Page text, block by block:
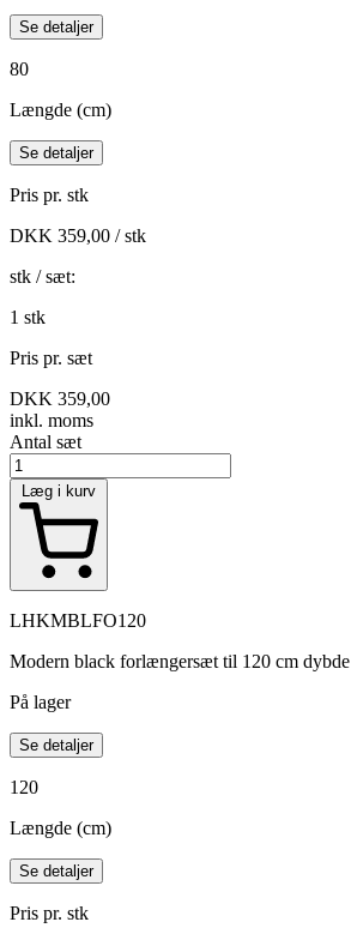
Se detaljer
80
Længde (cm)
Se detaljer
Pris pr. stk
DKK 359,00 / stk
stk / sæt:
1 stk
Pris pr. sæt
DKK 359,00
inkl. moms
Antal sæt
Læg i kurv
LHKMBLFO120
Modern black forlængersæt til 120 cm dybde
På lager
Se detaljer
120
Længde (cm)
Se detaljer
Pris pr. stk